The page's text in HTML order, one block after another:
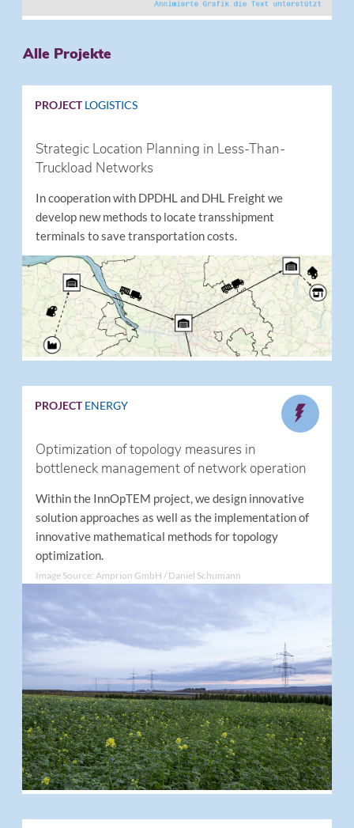
Alle Projekte
PROJECT LOGISTICS
Strategic Location Planning in Less-Than-
Truckload Networks
In cooperation with DPDHL and DHL Freight we
develop new methods to locate transshipment
terminals to save transportation costs.
PROJECT ENERGY
Optimization of topology measures in
bottleneck management of network operation
Within the InnOpTEM project, we design innovative
solution approaches as well as the implementation of
innovative mathematical methods for topology
optimization.
Image Source: Amprion GmbH / Daniel Schumann